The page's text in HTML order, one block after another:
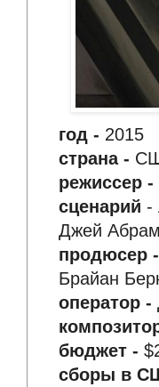
год - 2015
страна -
режиссер -
сценарий -
Джей
продюсер
Брайан
оператор -
бюджет -
сборы в